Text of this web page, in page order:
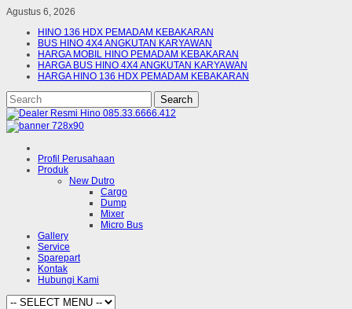
Agustus 6, 2026
HINO 136 HDX PEMADAM KEBAKARAN
BUS HINO 4X4 ANGKUTAN KARYAWAN
HARGA MOBIL HINO PEMADAM KEBAKARAN
HARGA BUS HINO 4X4 ANGKUTAN KARYAWAN
HARGA HINO 136 HDX PEMADAM KEBAKARAN
Profil Perusahaan
Produk
New Dutro
Cargo
Dump
Mixer
Micro Bus
Gallery
Service
Sparepart
Kontak
Hubungi Kami